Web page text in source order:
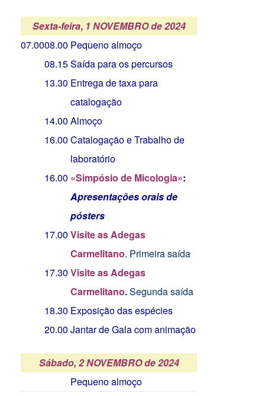
Sexta-feira, 1 NOVEMBRO de 2024
07.0008.00 Pequeno almoço
08.15Saída para os percursos
13.30 Entrega de taxa para
catalogação
14.00 Almoço
16.00 Catalogação e Trabalho de
laboratório
16.00 «Simpósio de Micologia»:
Apresentações orais de
pósters
17.00 Visite as Adegas
Carmelitano. Primeira saída
17.30 Visite as Adegas
Carmelitano.Segunda saída
18.30 Exposição das espécies
20.00 Jantar de Gala com animação
Sábado, 2 NOVEMBRO de 2024
Pequeno almoço